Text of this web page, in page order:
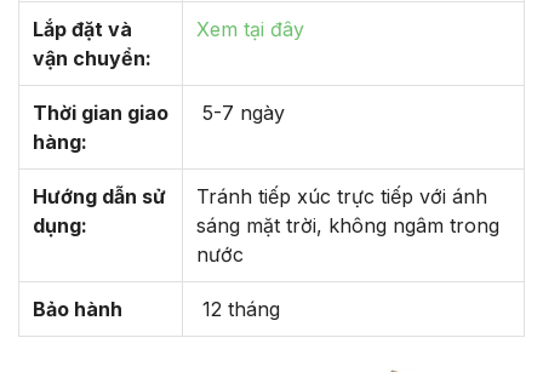
Lắp đặt và
vận chuyển:
Xem tại đây
Thời gian giao
hàng:
5-7 ngày
Hướng dẫn sử
dụng:
Tránh tiếp xúc trực tiếp với ánh
sáng mặt trời, không ngâm trong
nước
Bảo hành 12 tháng